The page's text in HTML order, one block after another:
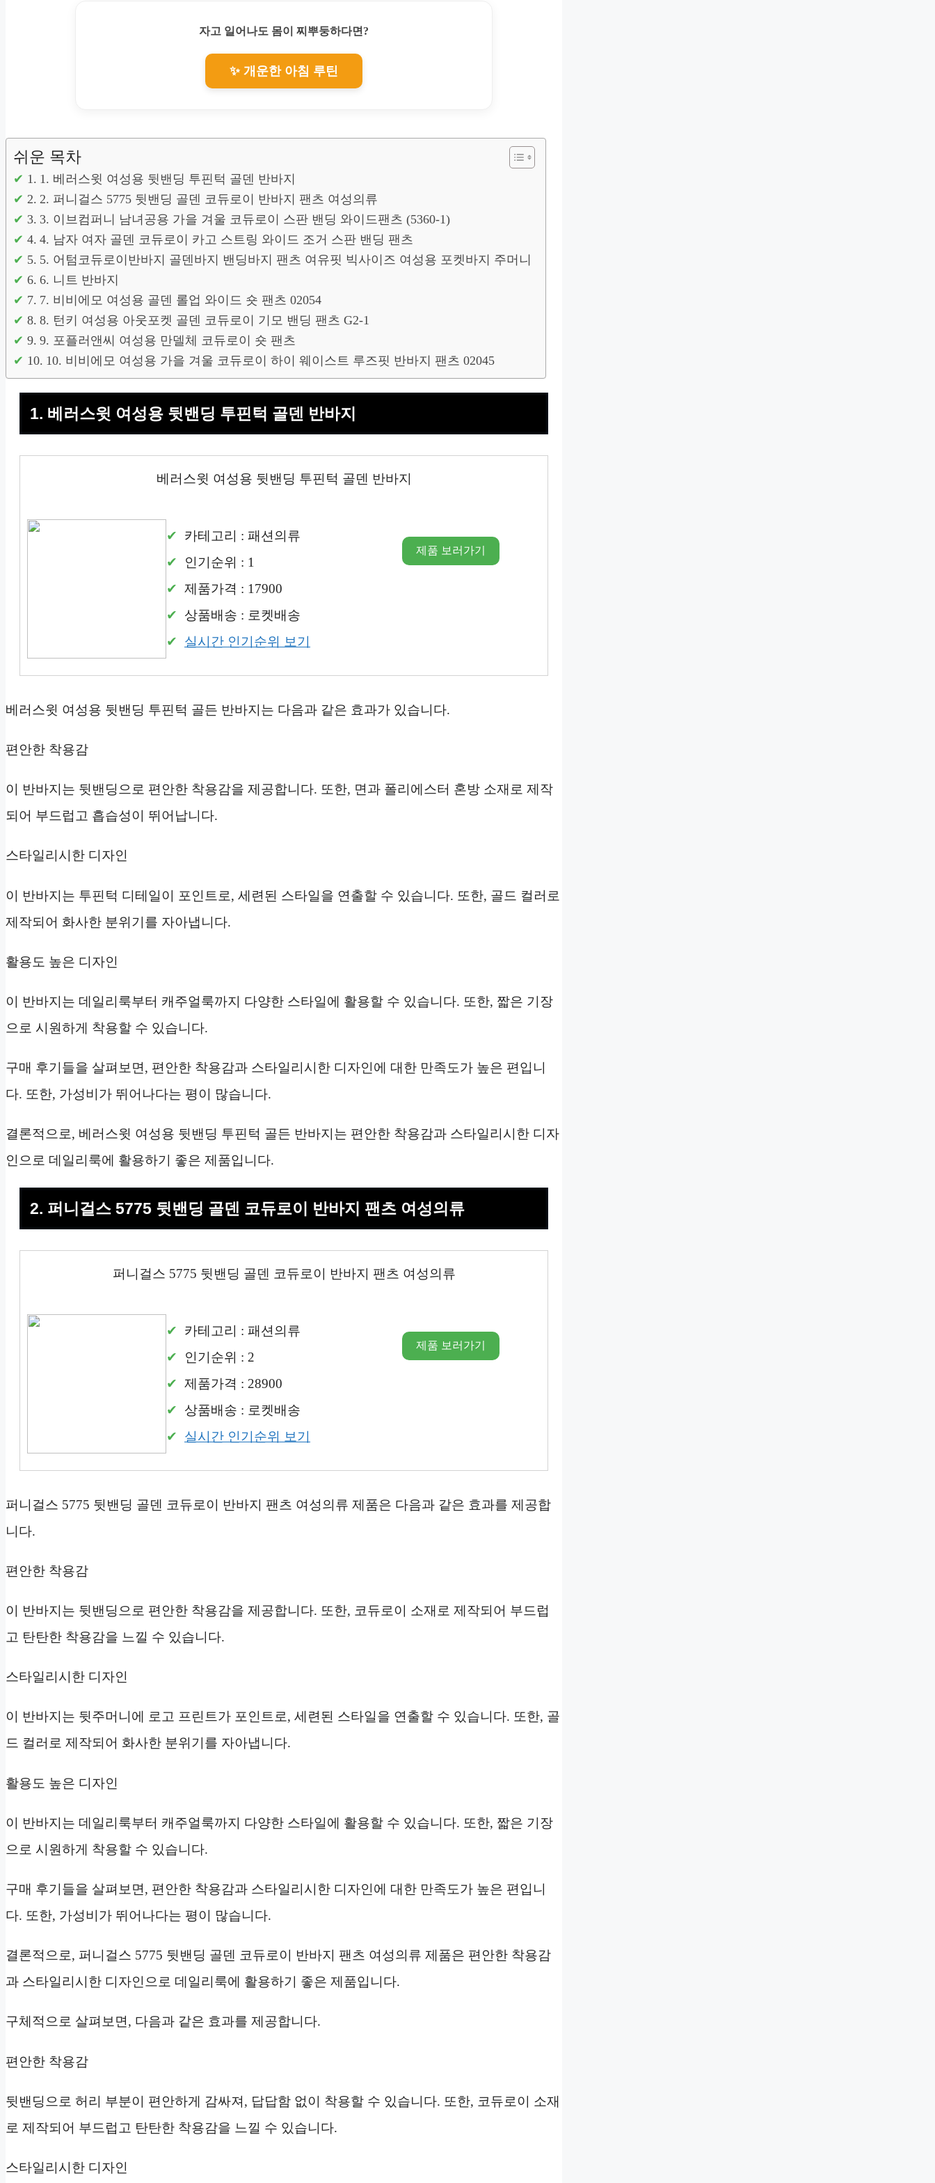
자고 일어나도 몸이 찌뿌둥하다면?
✨ 개운한 아침 루틴
쉬운 목차
1. 베러스윗 여성용 뒷밴딩 투핀턱 골덴 반바지
2. 퍼니걸스 5775 뒷밴딩 골덴 코듀로이 반바지 팬츠 여성의류
3. 이브컴퍼니 남녀공용 가을 겨울 코듀로이 스판 밴딩 와이드팬츠 (5360-1)
4. 남자 여자 골덴 코듀로이 카고 스트링 와이드 조거 스판 밴딩 팬츠
5. 어텀코듀로이반바지 골덴바지 밴딩바지 팬츠 여유핏 빅사이즈 여성용 포켓바지 주머니
6. 니트 반바지
7. 비비에모 여성용 골덴 롤업 와이드 숏 팬츠 02054
8. 턴키 여성용 아웃포켓 골덴 코듀로이 기모 밴딩 팬츠 G2-1
9. 포플러앤씨 여성용 만델체 코듀로이 숏 팬츠
10. 비비에모 여성용 가을 겨울 코듀로이 하이 웨이스트 루즈핏 반바지 팬츠 02045
1. 베러스윗 여성용 뒷밴딩 투핀턱 골덴 반바지
베러스윗 여성용 뒷밴딩 투핀턱 골덴 반바지
카테고리 : 패션의류
인기순위 : 1
제품가격 : 17900
상품배송 : 로켓배송
실시간 인기순위 보기
제품 보러가기
베러스윗 여성용 뒷밴딩 투핀턱 골든 반바지는 다음과 같은 효과가 있습니다.
편안한 착용감
이 반바지는 뒷밴딩으로 편안한 착용감을 제공합니다. 또한, 면과 폴리에스터 혼방 소재로 제작
되어 부드럽고 흡습성이 뛰어납니다.
스타일리시한 디자인
이 반바지는 투핀턱 디테일이 포인트로, 세련된 스타일을 연출할 수 있습니다. 또한, 골드 컬러로
제작되어 화사한 분위기를 자아냅니다.
활용도 높은 디자인
이 반바지는 데일리룩부터 캐주얼룩까지 다양한 스타일에 활용할 수 있습니다. 또한, 짧은 기장
으로 시원하게 착용할 수 있습니다.
구매 후기들을 살펴보면, 편안한 착용감과 스타일리시한 디자인에 대한 만족도가 높은 편입니
다. 또한, 가성비가 뛰어나다는 평이 많습니다.
결론적으로, 베러스윗 여성용 뒷밴딩 투핀턱 골든 반바지는 편안한 착용감과 스타일리시한 디자
인으로 데일리룩에 활용하기 좋은 제품입니다.
2. 퍼니걸스 5775 뒷밴딩 골덴 코듀로이 반바지 팬츠 여성의류
퍼니걸스 5775 뒷밴딩 골덴 코듀로이 반바지 팬츠 여성의류
카테고리 : 패션의류
인기순위 : 2
제품가격 : 28900
상품배송 : 로켓배송
실시간 인기순위 보기
제품 보러가기
퍼니걸스 5775 뒷밴딩 골덴 코듀로이 반바지 팬츠 여성의류 제품은 다음과 같은 효과를 제공합
니다.
편안한 착용감
이 반바지는 뒷밴딩으로 편안한 착용감을 제공합니다. 또한, 코듀로이 소재로 제작되어 부드럽
고 탄탄한 착용감을 느낄 수 있습니다.
스타일리시한 디자인
이 반바지는 뒷주머니에 로고 프린트가 포인트로, 세련된 스타일을 연출할 수 있습니다. 또한, 골
드 컬러로 제작되어 화사한 분위기를 자아냅니다.
활용도 높은 디자인
이 반바지는 데일리룩부터 캐주얼룩까지 다양한 스타일에 활용할 수 있습니다. 또한, 짧은 기장
으로 시원하게 착용할 수 있습니다.
구매 후기들을 살펴보면, 편안한 착용감과 스타일리시한 디자인에 대한 만족도가 높은 편입니
다. 또한, 가성비가 뛰어나다는 평이 많습니다.
결론적으로, 퍼니걸스 5775 뒷밴딩 골덴 코듀로이 반바지 팬츠 여성의류 제품은 편안한 착용감
과 스타일리시한 디자인으로 데일리룩에 활용하기 좋은 제품입니다.
구체적으로 살펴보면, 다음과 같은 효과를 제공합니다.
편안한 착용감
뒷밴딩으로 허리 부분이 편안하게 감싸져, 답답함 없이 착용할 수 있습니다. 또한, 코듀로이 소재
로 제작되어 부드럽고 탄탄한 착용감을 느낄 수 있습니다.
스타일리시한 디자인